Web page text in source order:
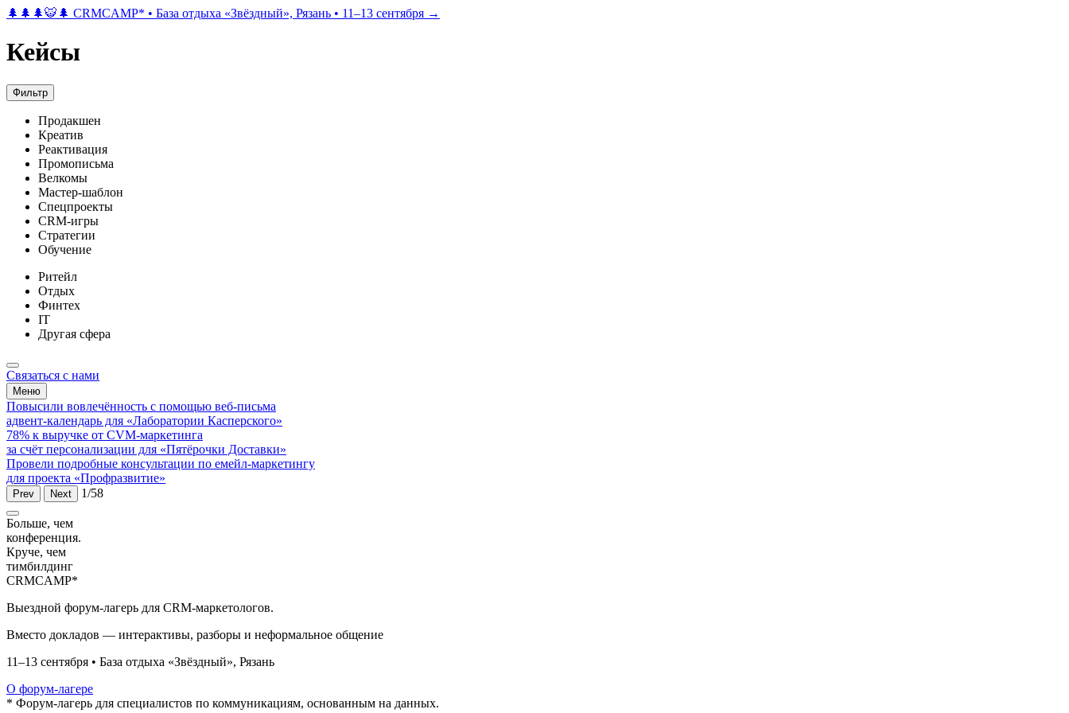
🌲🌲🌲🐯🌲 CRMCAMP* • База отдыха «Звёздный», Рязань • 11–13 сентября →
Кейсы
Фильтр
Продакшен
Креатив
Реактивация
Промописьма
Велкомы
Мастер-шаблон
Спецпроекты
CRM-игры
Стратегии
Обучение
Ритейл
Отдых
Финтех
IT
Другая сфера
Связаться с нами
Меню
Повысили вовлечённость с помощью веб-письма
адвент-календарь для «Лаборатории Касперского»
78% к выручке от CVM-маркетинга
за счёт персонализации для «Пятёрочки Доставки»
Провели подробные консультации по емейл-маркетингу
для проекта «Профразвитие»
Prev Next 1/58
Больше, чем
конференция.
Круче, чем
тимбилдинг
CRMCAMP*
Выездной форум-лагерь для CRM-маркетологов.
Вместо докладов — интерактивы, разборы и неформальное общение
11–13 сентября • База отдыха «Звёздный», Рязань
О форум-лагере
* Форум-лагерь для специалистов по коммуникациям, основанным на данных.